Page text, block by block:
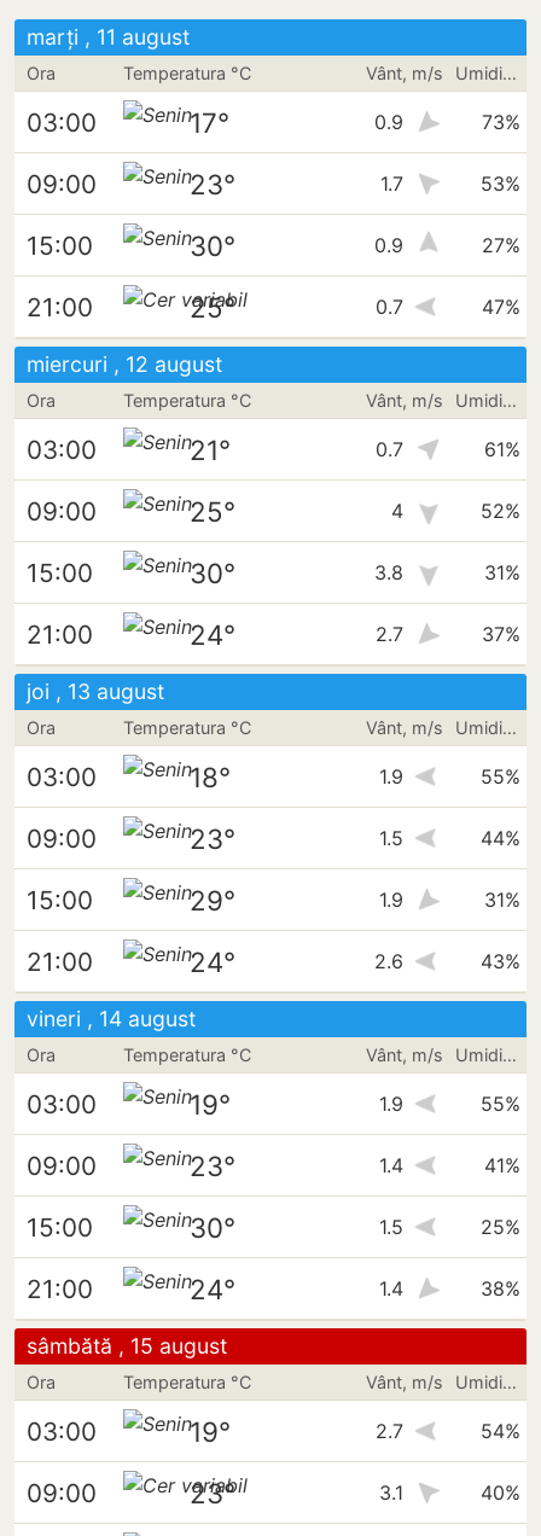
marți , 11 august
Ora Temperatura °C Vânt, m/s Umiditate
03:00 17° 0.9 73%
09:00 23° 1.7 53%
15:00 30° 0.9 27%
21:00 25° 0.7 47%
miercuri , 12 august
Ora Temperatura °C Vânt, m/s Umiditate
03:00 21° 0.7 61%
09:00 25° 4 52%
15:00 30° 3.8 31%
21:00 24° 2.7 37%
joi , 13 august
Ora Temperatura °C Vânt, m/s Umiditate
03:00 18° 1.9 55%
09:00 23° 1.5 44%
15:00 29° 1.9 31%
21:00 24° 2.6 43%
vineri , 14 august
Ora Temperatura °C Vânt, m/s Umiditate
03:00 19° 1.9 55%
09:00 23° 1.4 41%
15:00 30° 1.5 25%
21:00 24° 1.4 38%
sâmbătă , 15 august
Ora Temperatura °C Vânt, m/s Umiditate
03:00 19° 2.7 54%
09:00 23° 3.1 40%